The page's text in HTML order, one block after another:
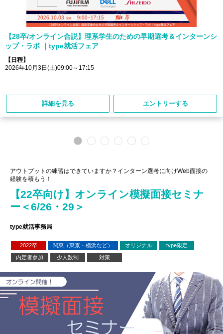
【28卒/オンライン合説】理系学生のための早期選考＆インターンシ
ップ・ラボ ｜type就活フェア
【日程】
2026年10月3日(土)09:00～17:15
詳細を見る エントリーする
アウトプットの練習はできていますか？インターン選考に向けWeb面接の
経験を積もう！
【22卒向け】オンライン模擬面接セミナ
ー＜6/26・29＞
type就活事務局
2022卒 関東（東京・横浜など） オリジナル
type限定
内定者参加
少人数制 対策